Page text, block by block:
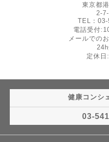
東京都
2-
TEL：
電話受付
メールでの
定休日
健康コンシ
03-